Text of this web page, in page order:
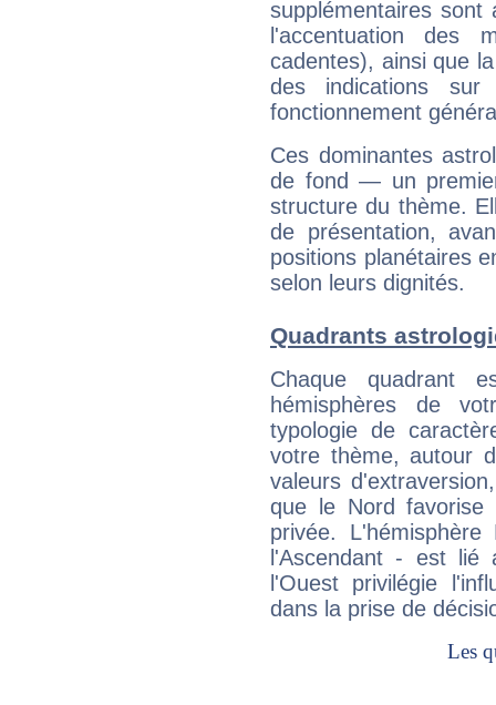
supplémentaires sont
l'accentuation des
cadentes), ainsi que
des indications sur
fonctionnement
Ces dominantes
de fond — un
structure du thème.
de présentation,
positions planétaires
selon leurs dignités.
Quadrants
Chaque quadrant
hémisphères de
typologie de
votre thème, autour
valeurs
que le Nord favorise
privée.
l'Ascendant - est
l'Ouest privilégie
dans la prise de